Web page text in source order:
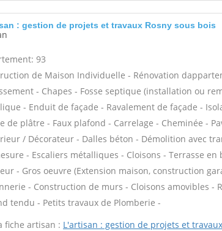
: gestion de projets et travaux Rosny sous bois
93
de Maison Individuelle - Rénovation
- Chapes - Fosse septique (installation ou
- Enduit de façade - Ravalement de façade -
de plâtre - Faux plafond - Carrelage - Cheminée -
/ Décorateur - Dalles béton - Démolition avec
- Escaliers métalliques - Cloisons - Terrasse
- Gros oeuvre (Extension maison, construction
- Construction de murs - Cloisons amovibles
tendu - Petits travaux de Plomberie -
fiche artisan : L'artisan : gestion de projets et travaux